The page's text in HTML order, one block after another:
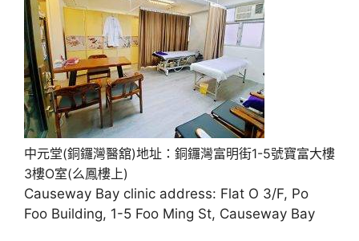
中元堂(銅鑼灣醫舘)地址：銅鑼灣富明街1-5號寶富大樓
3樓O室(么鳳樓上)
Causeway Bay clinic address: Flat O 3/F, Po
Foo Building, 1-5 Foo Ming St, Causeway Bay